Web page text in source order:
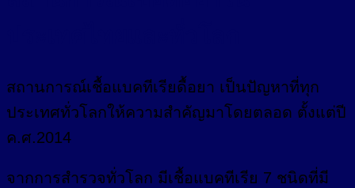
สถานการณ์เชื้อแบคทีเรียดื้อยา เป็นปัญหาที่ทุก
ประเทศทั่วโลกให้ความสำคัญมาโดยตลอด ตั้งแต่ปี
ค.ศ.2014
จากการสำรวจทั่วโลก มีเชื้อแบคทีเรีย 7 ชนิดที่มี